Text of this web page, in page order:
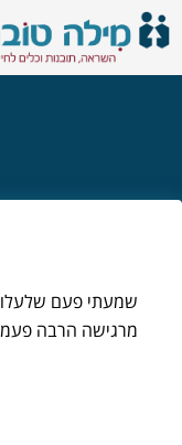
שמעתי פעם
מרגישה הרבה